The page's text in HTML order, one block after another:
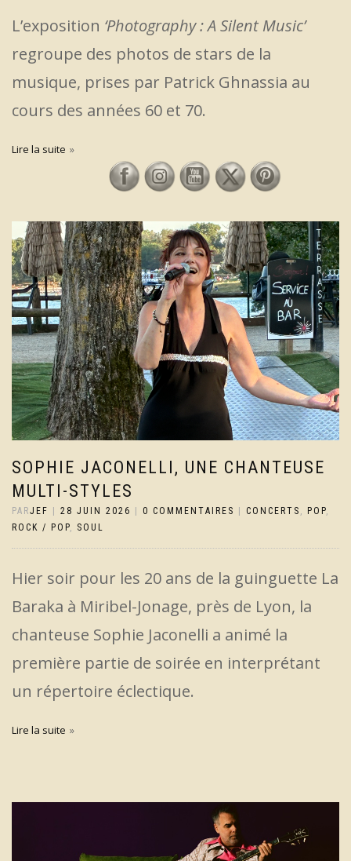
L’exposition ‘Photography : A Silent Music’
regroupe des photos de stars de la
musique, prises par Patrick Ghnassia au
cours des années 60 et 70.
Lire la suite
SOPHIE JACONELLI, UNE CHANTEUSE
MULTI-STYLES
PARJEF 28 JUIN 2026 0 COMMENTAIRES CONCERTS , POP,
ROCK / POP, SOUL
Hier soir pour les 20 ans de la guinguette La
Baraka à Miribel-Jonage, près de Lyon, la
chanteuse Sophie Jaconelli a animé la
première partie de soirée en interprétant
un répertoire éclectique.
Lire la suite